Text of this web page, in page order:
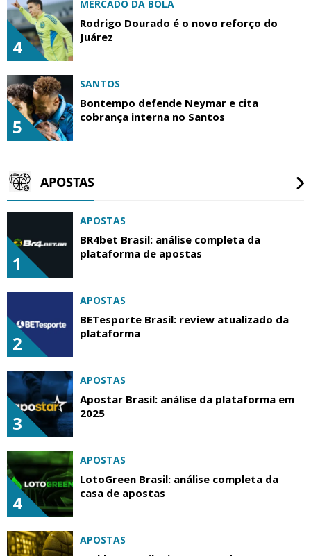
4
MERCADO DA BOLA
Rodrigo Dourado é o novo reforço do
Juárez
5
SANTOS
Bontempo defende Neymar e cita
cobrança interna no Santos
APOSTAS
1
APOSTAS
BR4bet Brasil: análise completa da
plataforma de apostas
2
APOSTAS
BETesporte Brasil: review atualizado da
plataforma
3
APOSTAS
Apostar Brasil: análise da plataforma em
2025
4
APOSTAS
LotoGreen Brasil: análise completa da
casa de apostas
APOSTAS